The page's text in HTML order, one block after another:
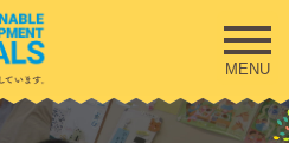
MENU